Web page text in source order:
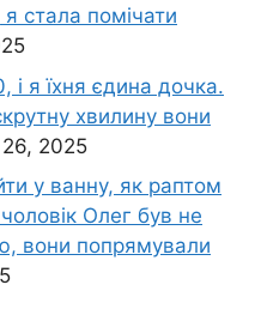
стала помічати
я їхня єдина дочка.
хвилину вони
2025
у ванну, як раптом
Олег був не
вони попрямували